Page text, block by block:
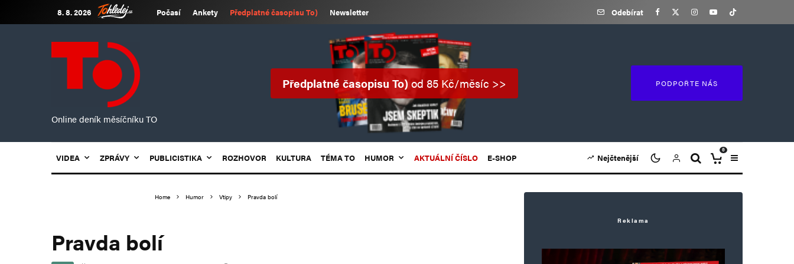
8. 8. 2026 Počasí Ankety Předplatné časopisu To) Newsletter Odebírat
Online deník měsíčníku TO
Předplatné časopisu To)od 85 Kč/měsíc >> PODPOŘTE NÁS
VIDEA ZPRÁVY PUBLICISTIKA ROZHOVOR KULTURA TÉMA TO HUMOR AKTUÁLNÍ ČÍSLO E-SHOP Nejčtenější
0
Home Humor Vtipy Pravda bolí
Pravda bolí
Reklama